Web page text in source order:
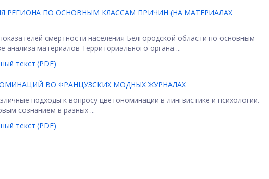
РЕГИОНА ПО ОСНОВНЫМ КЛАССАМ ПРИЧИН (НА МАТЕРИАЛАХ
смертности населения Белгородской области по основным
анализа материалов Территориального органа ...
текст (PDF)
ВО ФРАНЦУЗСКИХ МОДНЫХ ЖУРНАЛАХ
подходы к вопросу цветономинации в лингвистике и психологии.
сознанием в разных ...
текст (PDF)